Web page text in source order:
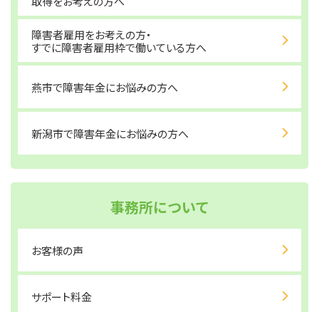
障害者雇用をお考えの方・
すでに障害者雇用枠で働いている方へ
燕市で障害年金にお悩みの方へ
新潟市で障害年金にお悩みの方へ
事務所について
お客様の声
サポート料金